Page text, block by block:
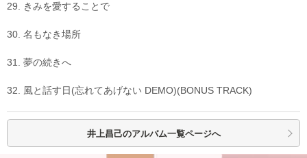
29. きみを愛することで
30. 名もなき場所
31. 夢の続きへ
32. 風と話す日(忘れてあげない DEMO)(BONUS TRACK)
井上昌己のアルバム一覧ページへ